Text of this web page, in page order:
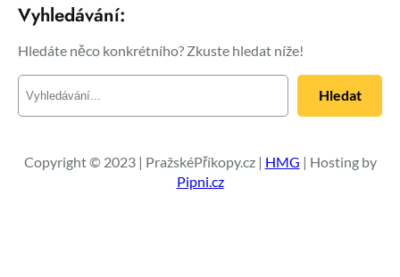
Vyhledávání:
Hledáte něco konkrétního? Zkuste hledat níže!
e
a
t
Hledat
Copyright © 2023 | PražskéPříkopy.cz | HMG | Hosting by
Pipni.cz